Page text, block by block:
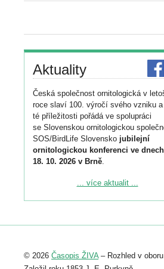
Aktuality
Česká společnost ornitologická v
roce slaví 100. výročí svého vzniku a
té příležitosti pořádá ve spolupráci
se Slovenskou ornitologickou
SOS/BirdLife Slovensko jubilejní
ornitologickou konferenci ve
18. 10. 2026 v Brně.
Podrobnější informace ke konferenci
Registrovat se můžete do 6. září.
abstraktu přihlášené přednášky nebo
... více aktualit ...
© 2026 Časopis ŽIVA– Rozhled v